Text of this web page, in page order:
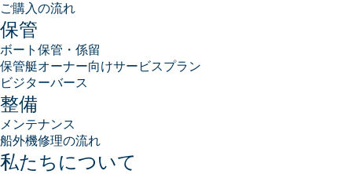
ご購入の流れ
保管
ボート保管・係留
保管艇オーナー向けサービスプラン
ビジターバース
整備
メンテナンス
船外機修理の流れ
私たちについて